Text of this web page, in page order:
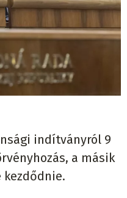
indítványról 9
a másik
kezdődnie.